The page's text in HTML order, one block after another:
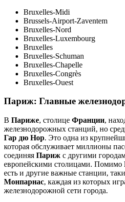
Bruxelles-Midi
Brussels-Airport-Zaventem
Bruxelles-Nord
Bruxelles-Luxembourg
Bruxelles
Bruxelles-Schuman
Bruxelles-Chapelle
Bruxelles-Congrès
Bruxelles-Ouest
Париж: Главные
В Париже, столице Франции,
железнодорожных станций, но
Гар дю Нор. Это одна из
которая обслуживает миллионы
соединяя Париж с другими
европейскими столицами. Помимо
есть и другие важные станции,
Монпарнас, каждая из которых
железнодорожной сети города.